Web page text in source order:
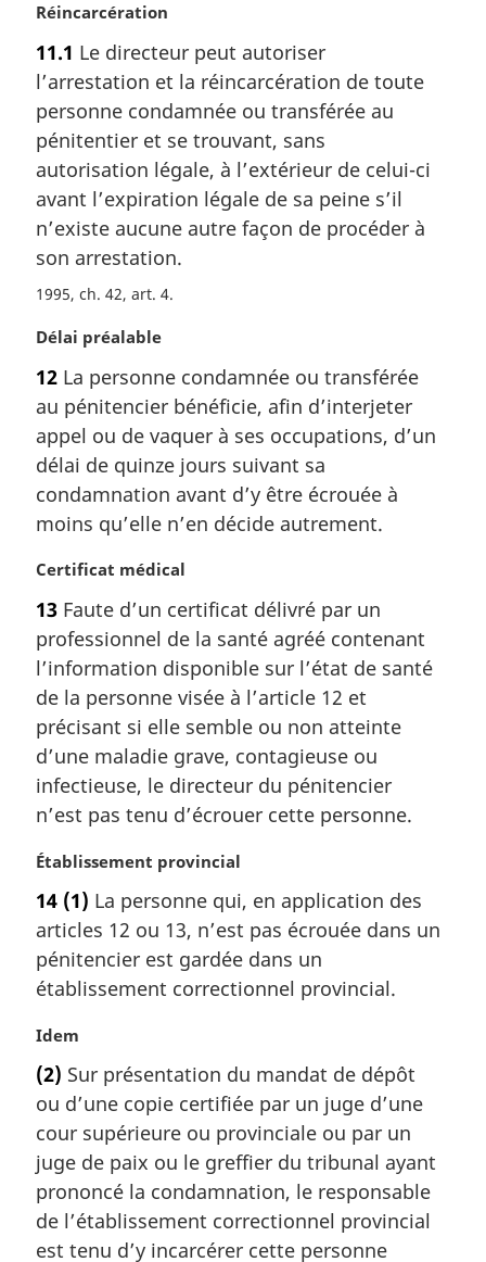
n
a
l
e
:
N
t
e
m
a
r
g
i
n
a
e
Réincarcération
11.1 Le directeur peut autoriser
l’arrestation et la réincarcération de toute
personne condamnée ou transférée au
pénitentier et se trouvant, sans
autorisation légale, à l’extérieur de celui-ci
avant l’expiration légale de sa peine s’il
n’existe aucune autre façon de procéder à
son arrestation.
1995, ch. 42, art. 4
N
t
e
m
a
g
i
a
l
e
:
Délai préalable
12 La personne condamnée ou transférée
au pénitencier bénéficie, afin d’interjeter
appel ou de vaquer à ses occupations, d’un
délai de quinze jours suivant sa
condamnation avant d’y être écrouée à
moins qu’elle n’en décide autrement.
N
t
e
m
a
g
i
n
a
e
Certificat médical
13 Faute d’un certificat délivré par un
professionnel de la santé agréé contenant
l’information disponible sur l’état de santé
de la personne visée à l’article 12 et
précisant si elle semble ou non atteinte
d’une maladie grave, contagieuse ou
infectieuse, le directeur du pénitencier
n’est pas tenu d’écrouer cette personne.
N
t
e
m
a
g
n
a
e
:
Établissement provincial
14 (1) La personne qui, en application des
articles 12 ou 13, n’est pas écrouée dans un
pénitencier est gardée dans un
établissement correctionnel provincial.
N
t
e
m
a
r
g
i
n
Idem
(2) Sur présentation du mandat de dépôt
ou d’une copie certifiée par un juge d’une
cour supérieure ou provinciale ou par un
juge de paix ou le greffier du tribunal ayant
prononcé la condamnation, le responsable
de l’établissement correctionnel provincial
est tenu d’y incarcérer cette personne